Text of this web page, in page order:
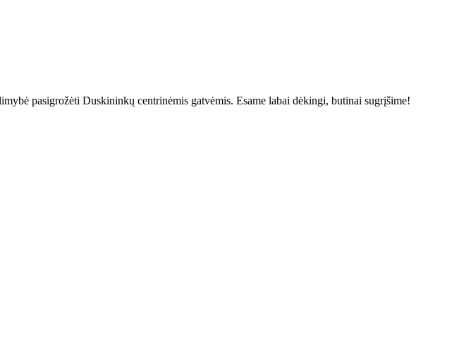
pasigrožėti Duskininkų centrinėmis gatvėmis. Esame labai dėkingi, butinai sugrįšime!